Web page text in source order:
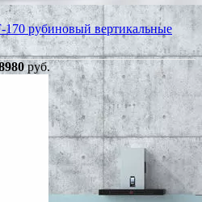
рубиновый вертикальные
руб.